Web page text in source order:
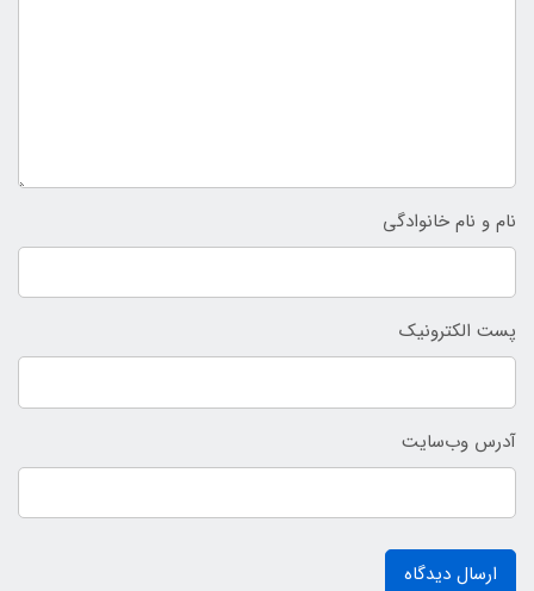
نام و نام خانوادگی
پست الکترونیک
آدرس وب‌سایت
ارسال دیدگاه